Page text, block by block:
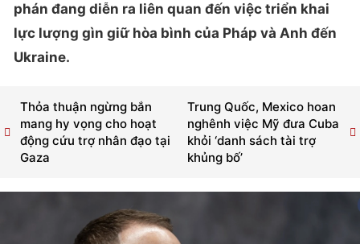
phán đang diễn ra liên quan đến việc triển khai
lực lượng gìn giữ hòa bình của Pháp và Anh đến
Ukraine.
Trung Quốc, Mexico hoan
nghênh việc Mỹ đưa Cuba
khỏi ‘danh sách tài trợ
khủng bố’
Thỏa thuận ngừng bắn
mang hy vọng cho hoạt
động cứu trợ nhân đạo tại
Gaza